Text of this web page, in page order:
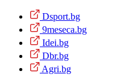
Dsport.bg
9meseca.bg
Idei.bg
Dbr.bg
Agri.bg